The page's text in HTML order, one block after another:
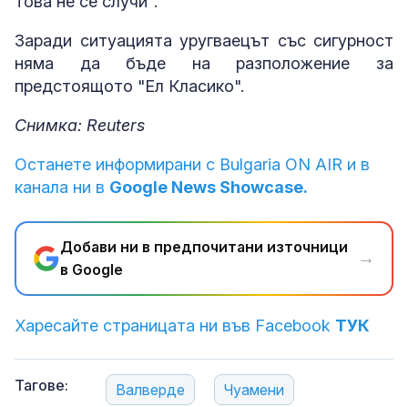
Заради ситуацията уругваецът със сигурност
няма да бъде на разположение за
предстоящото "Ел Класико".
Снимка: Reuters
Останете информирани с Bulgaria ON AIR и в
канала ни в Google News Showcase.
Добави ни в предпочитани източници
в Google
→
Харесайте страницата ни във Facebook ТУК
Тагове: Валверде Чуамени